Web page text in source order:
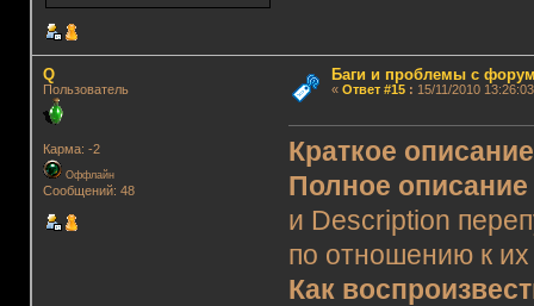
Q
Пользователь
Карма: -2
Оффлайн
Сообщений: 48
Баги и проблемы с
« Ответ #15: 15/11/2010
Краткое
Полное
и Description
по отношению к
Как